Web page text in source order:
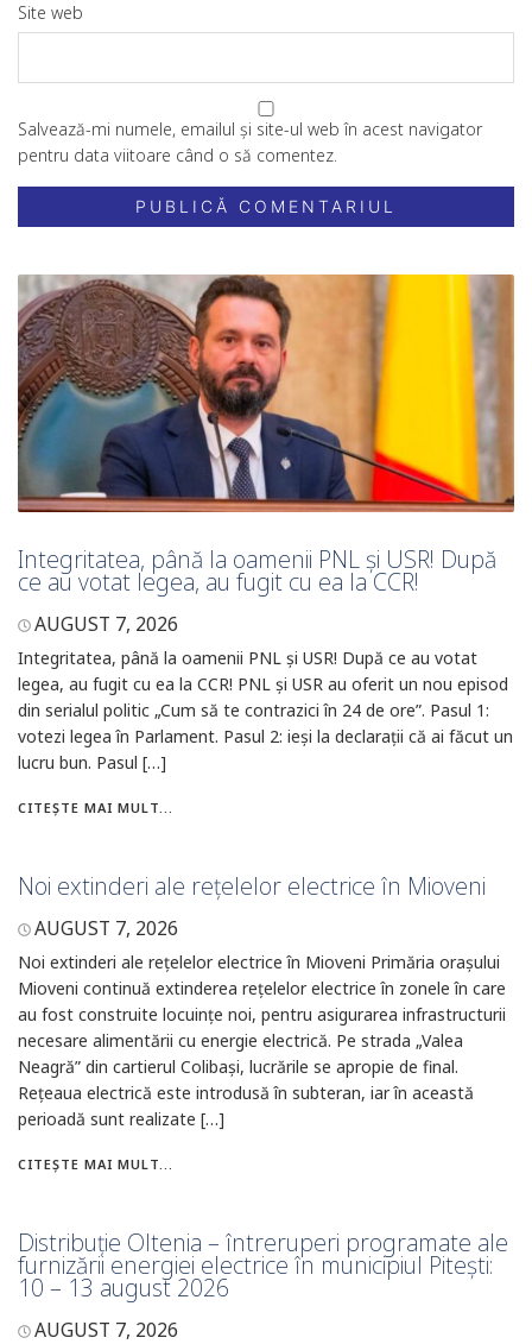
Site web
Salvează-mi numele, emailul și site-ul web în acest navigator
pentru data viitoare când o să comentez.
Integritatea, până la oamenii PNL și USR! După
ce au votat legea, au fugit cu ea la CCR!
AUGUST 7, 2026
Integritatea, până la oamenii PNL și USR! După ce au votat
legea, au fugit cu ea la CCR! PNL și USR au oferit un nou episod
din serialul politic „Cum să te contrazici în 24 de ore”. Pasul 1:
votezi legea în Parlament. Pasul 2: ieși la declarații că ai făcut un
lucru bun. Pasul […]
CITEȘTE MAI MULT...
Noi extinderi ale rețelelor electrice în Mioveni
AUGUST 7, 2026
Noi extinderi ale rețelelor electrice în Mioveni Primăria orașului
Mioveni continuă extinderea rețelelor electrice în zonele în care
au fost construite locuințe noi, pentru asigurarea infrastructurii
necesare alimentării cu energie electrică. Pe strada „Valea
Neagră” din cartierul Colibași, lucrările se apropie de final.
Rețeaua electrică este introdusă în subteran, iar în această
perioadă sunt realizate […]
CITEȘTE MAI MULT...
Distribuție Oltenia – întreruperi programate ale
furnizării energiei electrice în municipiul Pitești:
10 – 13 august 2026
AUGUST 7, 2026